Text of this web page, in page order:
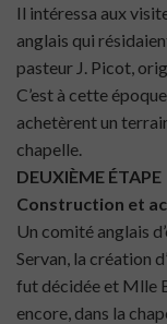
Il intéressa aux
anglais qui
pasteur J. Picot,
C’est à cette
achetèrent un
chapelle.
DEUXIÈME ÉTAPE
Construction et
Un comité anglais
Servan, la création
fut décidée et Mlle
encore, dans la